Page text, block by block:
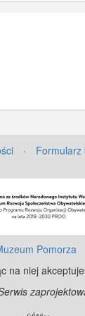
· Formularz
Pomorza
na niej